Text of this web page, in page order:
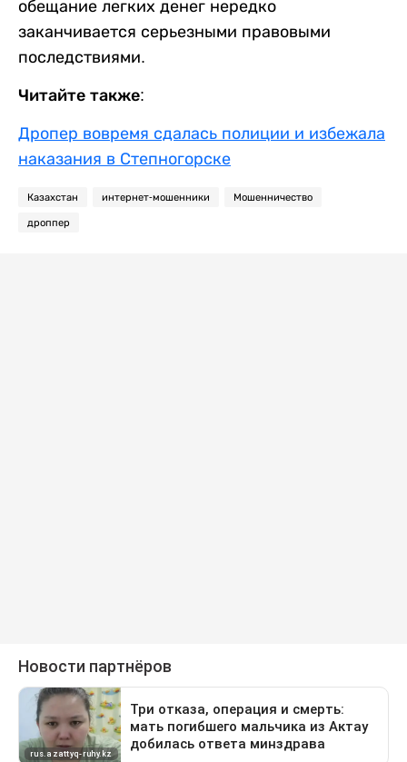
обещание легких денег нередко
заканчивается серьезными правовыми
последствиями.
Читайте также:
Дропер вовремя сдалась полиции и избежала
наказания в Степногорске
Казахстан интернет-мошенники Мошенничество
дроппер